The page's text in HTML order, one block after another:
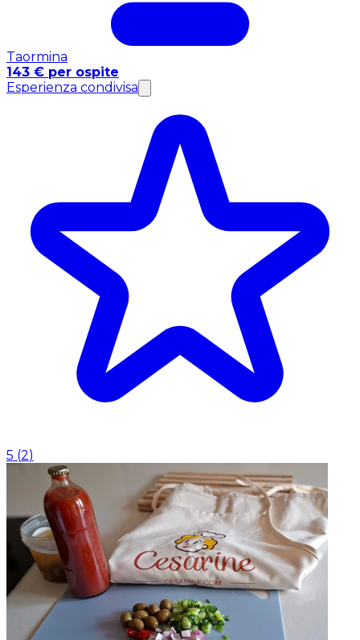
Taormina
143 € per ospite
Esperienza condivisa
5 (2)